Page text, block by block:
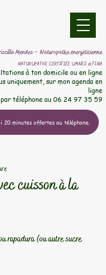
Mendes – Naturopathe énergéticienne
NATUROPATHE CERTIFIÉE OMNES et FENA
à ton domicile ou en ligne
uniquement, sur mon agenda en
ligne
téléphone au 06 24 97 35 59
minutes offertes au téléphone.
cuisson à la
rapadura (ou autre sucre